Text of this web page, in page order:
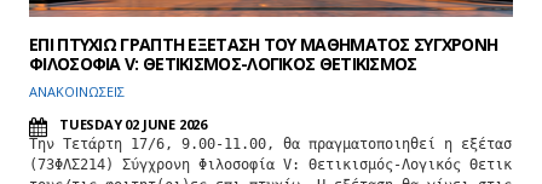
ΕΠΙ ΠΤΥΧΙΩ ΓΡΑΠΤΗ ΕΞΕΤΑΣΗ ΤΟΥ ΜΑΘΗΜΑΤΟΣ ΣΥΓΧΡΟΝΗ
ΦΙΛΟΣΟΦΙΑ V: ΘΕΤΙΚΙΣΜΟΣ-ΛΟΓΙΚΟΣ ΘΕΤΙΚΙΣΜΟΣ
ΑΝΑΚΟΙΝΩΣΕΙΣ
TUESDAY 02 JUNE 2026
Την Τετάρτη 17/6, 9.00-11.00, θα πραγματοποιηθεί η εξέταση
(73ΦΛΣ214) Σύγχρονη Φιλοσοφία V: Θετικισμός-Λογικός